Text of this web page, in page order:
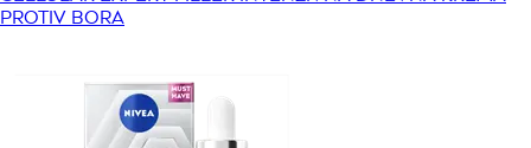
PROTIV BORA